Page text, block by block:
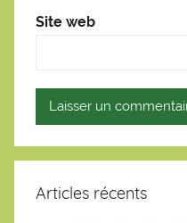
Site web
Articles récents